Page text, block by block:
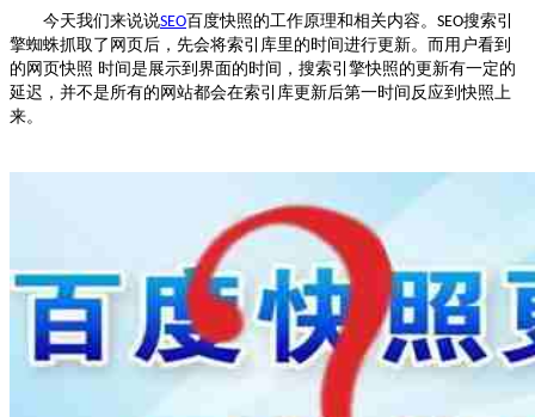
今天我们来说说SEO百度快照的工作原理和相关内容。 SEO搜索引
擎蜘蛛抓取了网页后，先会将索引库里的时间进行更新。而用户看到
的网页快照 时间是展示到界面的时间，搜索引擎快照的更新有一定的
延迟，并不是所有的网站都会在索引库更新后第一时间反应到快照上
来。